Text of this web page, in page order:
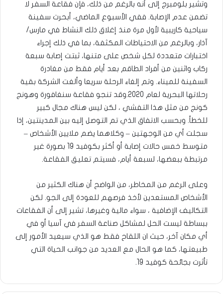
وتشير بلومبرج إلى أنه بالرغم من ذلك، فإن فقاعة السفر لا
تضمن عدم الإصابة. ففي الأسبوع الماضي، أبحرت سفينة
سياحية كاريبية لأول مرة منذ إغلاق ذلك النشاط في مارس/
آذار، وبالرغم من الاحتياطات المكثفة، بما في ذلك إجراء
اختبارات متعددة لكل شخص على متنها، ثبتت إصابة سبعة
ركاب واثنين من أفراد الطاقم بعد أيام فقط من مغادرة
السفينة للميناء. وتم إلغاء الرحلة سريعا وألغت الشركة بقية
رحلاتها البحرية لعام 2020.وقد تنجو فقاعة سنغافورة وهونج
كونج من مثل هذا التفشي ، لكن ليس هناك مجال كبير
للخطأ. وبحسب الاتفاق الذي تم التوصل إليه بين المدينتين، إذا
سجلت أي من الوجهتين – وكلاهما يضم ملايين الأشخاص –
متوسط خمس حالات إصابة أو أكثر بكوفيد 19 بصورة غير
مرتبطة ببعضها، لسبعة أيام، فسيتم تعليق الفقاعة.
وعلى الرغم من المخاطر، من الواضح أن هناك الكثير من
الأشخاص المستعدين لأخذ فرصهم للعودة إلى الجو. لكن
التكاليف الإضافية ، سواء مالية وغيرها، تشير إلى أن الفقاعات
ببساطة ليست الحل لمشاكل صناعة السفر في آسيا أو في
أي مكان آخر، حيث ان اللقاح فقط هو الذي سيعيد الأمور إلى
طبيعتها، كما هو الحال مع العديد من جوانب الحياة التي
تأثرت بجائحة كوفيد 19.